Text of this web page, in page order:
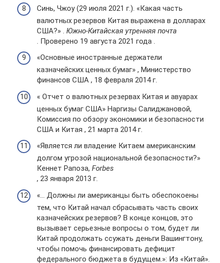
Синь, Чжоу (29 июля 2021 г.). «Какая часть
валютных резервов Китая выражена в долларах
США?» . Южно-Китайская утренняя почта
. Проверено 19 августа 2021 года .
«Основные иностранные держатели
казначейских ценных бумаг» , Министерство
финансов США , 18 февраля 2014 г.
« Отчет о валютных резервах Китая и авуарах
ценных бумаг США» Наргизы Салиджановой,
Комиссия по обзору экономики и безопасности
США и Китая , 21 марта 2014 г.
«Является ли владение Китаем американским
долгом угрозой национальной безопасности?»
Кеннет Рапоза, Forbes
, 23 января 2013 г.
«… Должны ли американцы быть обеспокоены
тем, что Китай начал сбрасывать часть своих
казначейских резервов? В конце концов, это
вызывает серьезные вопросы о том, будет ли
Китай продолжать ссужать деньги Вашингтону,
чтобы помочь финансировать дефицит
федерального бюджета в будущем.»: Из «Китай».